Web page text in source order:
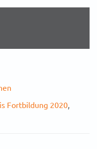
Fortbildung 2020,